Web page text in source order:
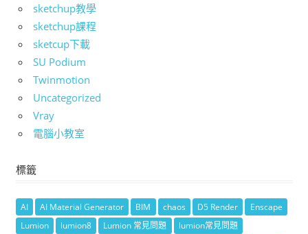
sketchup教學
sketchup課程
sketcup下載
SU Podium
Twinmotion
Uncategorized
Vray
電腦小教室
標籤
AI AI Material Generator BIM chaos D5 Render
Enscape
Lumion
lumion8 Lumion 常見問題
lumion常見問題